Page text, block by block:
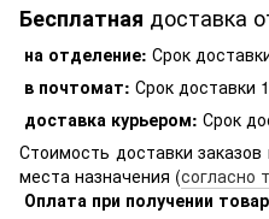
Бесплатная доставка
на отделение: Срок
в почтомат: Срок доставки
доставка курьером: Срок
Стоимость доставки
места назначения (согласно
Оплата при получении